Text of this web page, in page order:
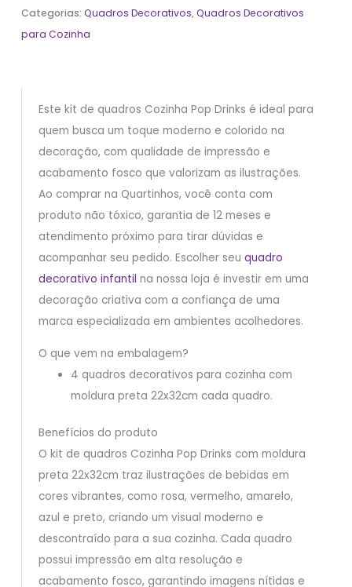
Categorias:Quadros Decorativos,Quadros Decorativos
para Cozinha
Este kit de quadros Cozinha Pop Drinks é ideal para
quem busca um toque moderno e colorido na
decoração, com qualidade de impressão e
acabamento fosco que valorizam as ilustrações.
Ao comprar na Quartinhos, você conta com
produto não tóxico, garantia de 12 meses e
atendimento próximo para tirar dúvidas e
acompanhar seu pedido. Escolher seu quadro
decorativo infantil na nossa loja é investir em uma
decoração criativa com a confiança de uma
marca especializada em ambientes acolhedores.
O que vem na embalagem?
4 quadros decorativos para cozinha com
moldura preta 22x32cm cada quadro.
Benefícios do produto
O kit de quadros Cozinha Pop Drinks com moldura
preta 22x32cm traz ilustrações de bebidas em
cores vibrantes, como rosa, vermelho, amarelo,
azul e preto, criando um visual moderno e
descontraído para a sua cozinha. Cada quadro
possui impressão em alta resolução e
acabamento fosco, garantindo imagens nítidas e